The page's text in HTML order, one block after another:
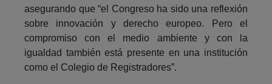
asegurando que “el Congreso ha sido una reflexión
sobre innovación y derecho europeo. Pero el
compromiso con el medio ambiente y con la
igualdad también está presente en una institución
como el Colegio de Registradores”.